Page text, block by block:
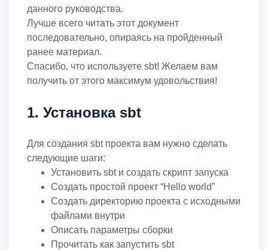
данного руководства.
Лучше всего читать этот документ
последовательно, опираясь на пройденный
ранее материал.
Спасибо, что используете sbt! Желаем вам
получить от этого максимум удовольствия!
1. Установка sbt
Для создания sbt проекта вам нужно сделать
следующие шаги:
Установить sbt и создать скрипт запуска
Создать простой проект “Hello world”
Создать директорию проекта с исходными
файлами внутри
Описать параметры сборки
Прочитать как запустить sbt